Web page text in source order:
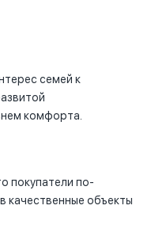
семей к
комфорта.
покупатели по-
качественные объекты